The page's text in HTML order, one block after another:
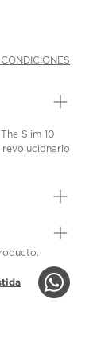
Slim 10
revolucionario